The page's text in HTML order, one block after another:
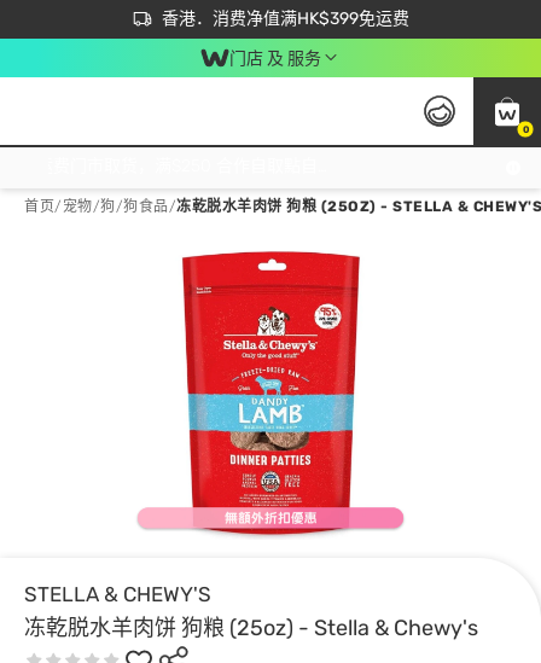
香港．消费净值满HK$399免运费
立即成为易赏钱会员尽享独家优惠
首次APP下单买满$450 输入 NEWAPP 即减$50
门店 及 服务
0
首页/ 宠物/狗/狗食品/冻乾脱水羊肉饼 狗粮 (25OZ) - STELLA & CHEWY'S
STELLA & CHEWY'S
冻乾脱水羊肉饼 狗粮 (25oz) - Stella & Chewy's